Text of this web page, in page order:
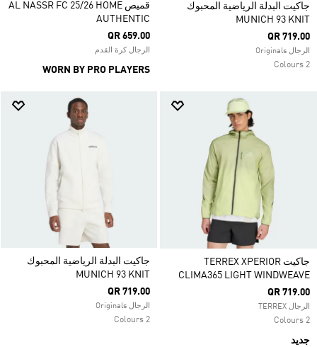
جاكيت البدلة الرياضية المحبوك
MUNICH 93 KNIT
QR 719.00
الرجال Originals
2 Colours
قميص AL NASSR FC 25/26 HOME
AUTHENTIC
QR 659.00
الرجال كرة القدم
WORN BY PRO PLAYERS
جاكيت TERREX XPERIOR
CLIMA365 LIGHT WINDWEAVE
QR 719.00
الرجال TERREX
2 Colours
جديد
جاكيت البدلة الرياضية المحبوك
MUNICH 93 KNIT
QR 719.00
الرجال Originals
2 Colours